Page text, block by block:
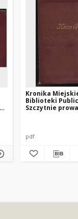
Kronika
Biblioteki
Szczytnie
pdf